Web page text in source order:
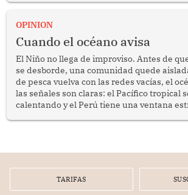
OPINION
Cuando el océano avisa
El Niño no llega de improviso. Antes de
se desborde, una comunidad quede
de pesca vuelva con las redes vacías, el
las señales son claras: el Pacífico tropical
calentando y el Perú tiene una ventana
TARIFAS